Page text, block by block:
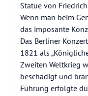
Statue von
Wenn man beim
das imposante
Das Berliner
1821 als
Zweiten Weltkrieg
beschädigt und
Führung erfolgte